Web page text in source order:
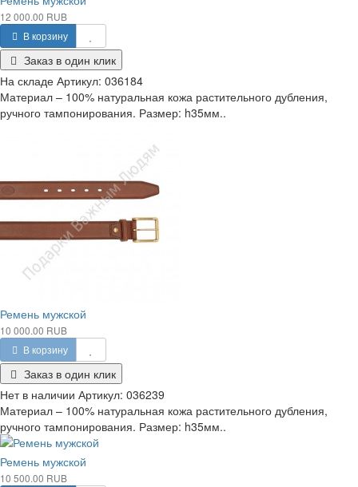
12 000.00 RUB
В корзину
Заказ в один клик
На складе Артикул: 036184
Материал – 100% натуральная кожа растительного дубления,
ручного тампонирования. Размер: h35мм..
Ремень мужской
10 000.00 RUB
В корзину
Заказ в один клик
Нет в наличии Артикул: 036239
Материал – 100% натуральная кожа растительного дубления,
ручного тампонирования. Размер: h35мм..
Ремень мужской
10 500.00 RUB